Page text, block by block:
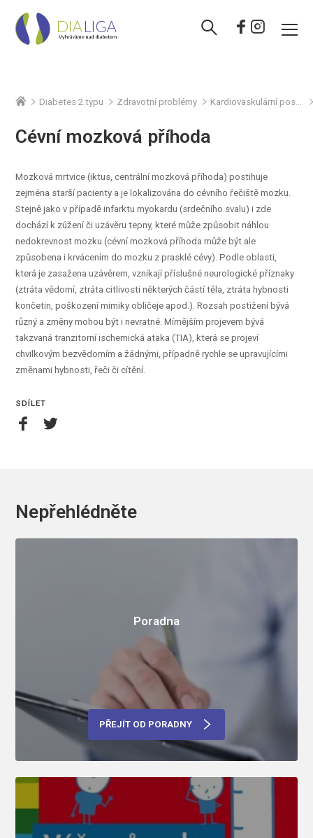
Diabetes 2.typu Zdravotní problémy
Cévní mozková příhoda
Mozková mrtvice (iktus, centrální mozková příhoda) postihuje
zejména starší pacienty a je lokalizována do cévního řečiště mozku.
Stejně jako v případě infarktu myokardu (srdečního svalu) i zde
dochází k zúžení či uzávěru tepny, které může způsobit náhlou
nedokrevnost mozku (cévní mozková příhoda může být ale
způsobena i krvácením do mozku z prasklé cévy). Podle oblasti,
která je zasažena uzávěrem, vznikají příslušné neurologické příznaky
(ztráta vědomí, ztráta citlivosti některých částí těla, ztráta hybnosti
končetin, poškození mimiky obličeje apod.). Rozsah postižení bývá
různý a změny mohou být i nevratné. Mírnějším projevem bývá
takzvaná tranzitorní ischemická ataka (TIA), která se projeví
chvilkovým bezvědomím a žádnými, případně rychle se upravujícími
změnami hybnosti, řeči či cítění.
SDÍLET
Nepřehlédněte
Poradna
PŘEJÍT OD PORADNY